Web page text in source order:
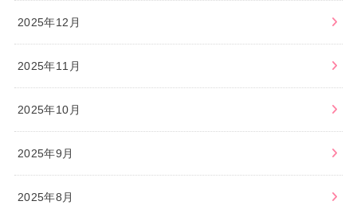
2025年12月
2025年11月
2025年10月
2025年9月
2025年8月